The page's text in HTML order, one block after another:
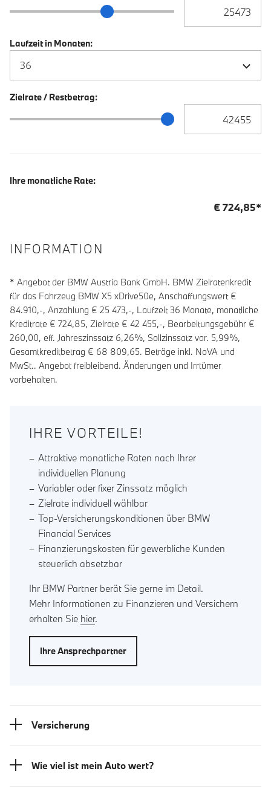
Anzahlung Schieberegler
Laufzeit in Monaten:
Zielrate / Restbetrag:
Zielrate / Restbetrag Schieberegler
Ihre monatliche Rate:
€724,85*
INFORMATION
* Angebot der BMW Austria Bank GmbH. BMW Zielratenkredit
für das Fahrzeug BMW X5 xDrive50e, Anschaffungswert €
84.910,-, Anzahlung € 25 473,-, Laufzeit36 Monate, monatliche
Kreditrate € 724,85, Zielrate € 42 455,-, Bearbeitungsgebühr €
260,00, eff. Jahreszinssatz 6,26%, Sollzinssatz var. 5,99%,
Gesamtkreditbetrag € 68 809,65. Beträge inkl. NoVA und
MwSt.. Angebot freibleibend. Änderungen und Irrtümer
vorbehalten.
IHRE VORTEILE!
Attraktive monatliche Raten nach Ihrer
individuellen Planung
Variabler oder fixer Zinssatz möglich
Zielrate individuell wählbar
Top-Versicherungskonditionen über BMW
Financial Services
Finanzierungskosten für gewerbliche Kunden
steuerlich absetzbar
Ihr BMW Partner berät Sie gerne im Detail.
Mehr Informationen zu Finanzieren und Versichern
erhalten Sie hier.
Ihre Ansprechpartner
Versicherung
Wie viel ist mein Auto wert?